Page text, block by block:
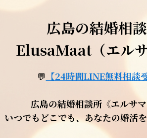
広島の結婚相
ElusaMaat（エルサ
💬 【24時間LINE無料相談
広島の結婚相談所《エルサ
いつでもどこでも、あなたの婚活を